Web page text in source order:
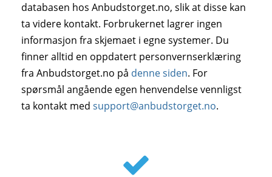
databasen hos Anbudstorget.no, slik at disse kan
ta videre kontakt. Forbrukernet lagrer ingen
informasjon fra skjemaet i egne systemer. Du
finner alltid en oppdatert personvernserklæring
fra Anbudstorget.no på denne siden. For
spørsmål angående egen henvendelse vennligst
ta kontakt med support@anbudstorget.no.